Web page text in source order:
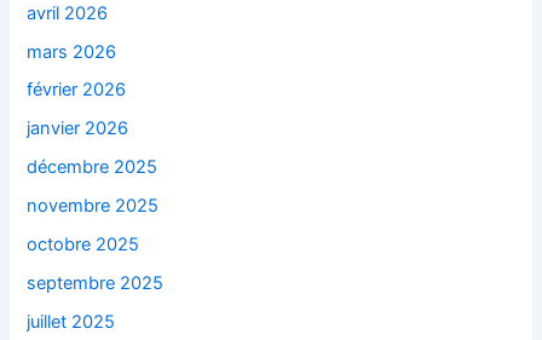
avril 2026
mars 2026
février 2026
janvier 2026
décembre 2025
novembre 2025
octobre 2025
septembre 2025
juillet 2025